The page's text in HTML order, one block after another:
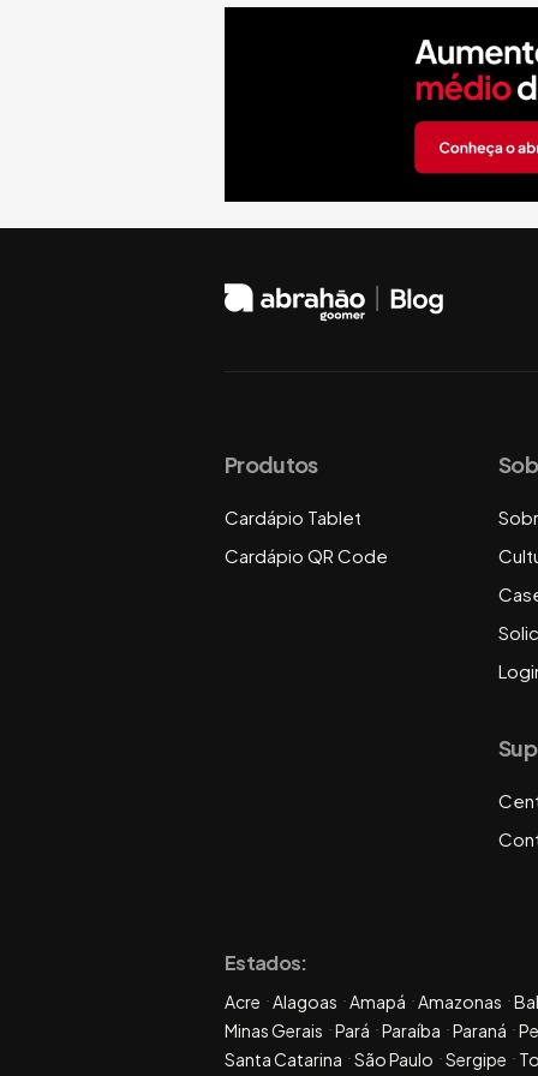
Produtos
Cardápio Tablet
Cardápio QR Code
Estados:
Acre Alagoas Amapá Amazonas
Minas Gerais
Pará Paraíba Paraná
Santa Catarina
São Paulo Sergipe